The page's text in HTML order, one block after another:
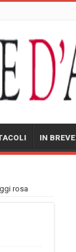
IN BREVE
rosa